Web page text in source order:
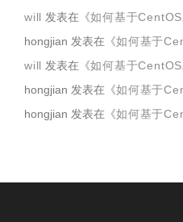
will 发表在《如何基于
hongjian 发表在《如何基于
will 发表在《如何基于
hongjian 发表在《如何基于
hongjian 发表在《如何基于